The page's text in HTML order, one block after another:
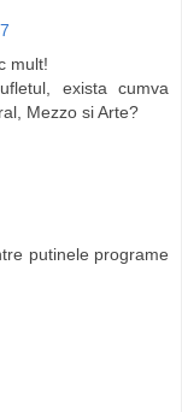
mult!
exista cumva
Mezzo si Arte?
putinele programe